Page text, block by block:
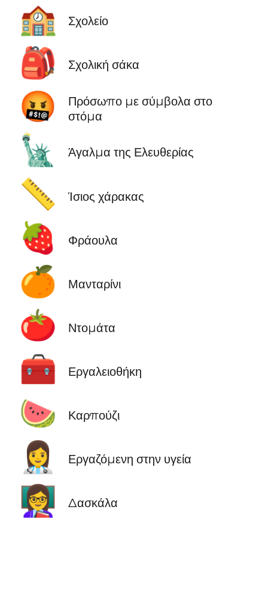
🏫 Σχολείο
🎒 Σχολική σάκα
🤬
Πρόσωπο με σύμβολα στο
στόμα
🗽 Άγαλμα της Ελευθερίας
📏 Ίσιος χάρακας
🍓 Φράουλα
🍊 Μανταρίνι
🍅 Ντομάτα
🧰 Εργαλειοθήκη
🍉 Καρπούζι
👩‍⚕️ Εργαζόμενη στην υγεία
👩‍🏫 Δασκάλα